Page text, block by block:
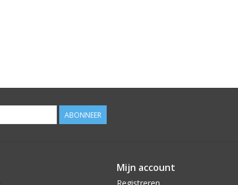
ABONNEER
Mijn account